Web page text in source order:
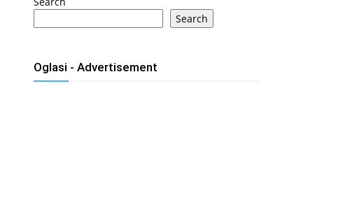
Search
Oglasi - Advertisement